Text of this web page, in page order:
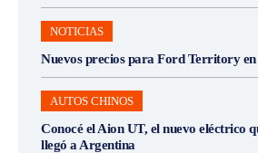
NOTICIAS
Nuevos precios para Ford Territory en
AUTOS CHINOS
Conocé el Aion UT, el nuevo eléctrico
llegó a Argentina